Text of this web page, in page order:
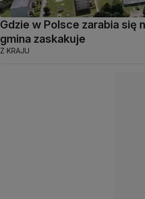
Gdzie w Polsce zarabia się
gmina zaskakuje
Z KRAJU